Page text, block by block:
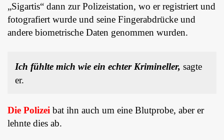
„Sigartis“ dann zur Polizeistation, wo er registriert und
fotografiert wurde und seine Fingerabdrücke und
andere biometrische Daten genommen wurden.
Ich fühlte mich wie ein echter Krimineller, sagte
er.
Die Polizei bat ihn auch um eine Blutprobe, aber er
lehnte dies ab.